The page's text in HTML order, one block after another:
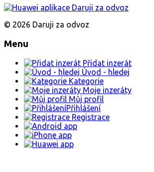
© 2026 Daruji za odvoz
Menu
Přidat inzerát
Úvod - hledej
Kategorie
Moje inzeráty
Můj profil
Přihlášení
Registrace